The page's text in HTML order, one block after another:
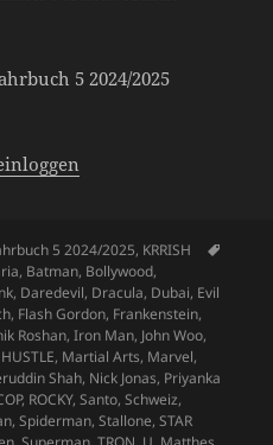
5 2024/2025
5 2024/2025, KRRISH
, Batman, Bollywood,
, Daredevil, Dracula, Dubai, Evil
, Flash Gordon, Frankenstein,
Roshan,Iron Man, John Woo,
, Martial Arts, Marvel,
Shah, Nick Jonas, Priyanka
, ROCKY,Santo,Schweiz,
,Spiderman,Stallone,STAR